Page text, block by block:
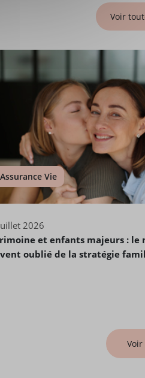
Voir
Assurance Vie
2026
et enfants majeurs : le
oublié de la stratégie
Voir